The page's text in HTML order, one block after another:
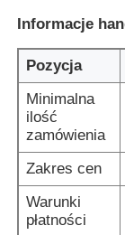
Informacje
Pozycja
Minimalna
ilość
zamówienia
Zakres cen
Warunki
płatności